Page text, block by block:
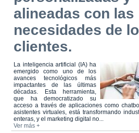
alineadas con las
necesidades de
clientes.
La inteligencia artificial (IA) ha
emergido como uno de los
avances tecnológicos más
impactantes de las últimas
décadas. Esta herramienta,
que ha democratizado su
acceso a través de aplicaciones como
asistentes virtuales, está transformando
enteras, y el marketing digital no...
Ver más +